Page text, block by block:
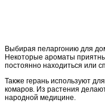
Выбирая пеларгонию для
Некоторые ароматы
постоянно находиться или
Также герань используют
комаров. Из растения
народной медицине.